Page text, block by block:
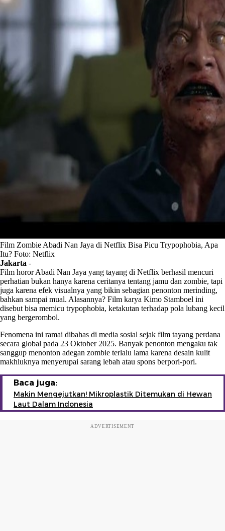
Film Zombie Abadi Nan Jaya di Netflix Bisa Picu Trypophobia, Apa
Itu? Foto: Netflix
Jakarta -
Film horor Abadi Nan Jaya yang tayang di Netflix berhasil mencuri
perhatian bukan hanya karena ceritanya tentang jamu dan zombie, tapi
juga karena efek visualnya yang bikin sebagian penonton merinding,
bahkan sampai mual. Alasannya? Film karya Kimo Stamboel ini
disebut bisa memicu trypophobia, ketakutan terhadap pola lubang kecil
yang bergerombol.
Fenomena ini ramai dibahas di media sosial sejak film tayang perdana
secara global pada 23 Oktober 2025. Banyak penonton mengaku tak
sanggup menonton adegan zombie terlalu lama karena desain kulit
makhluknya menyerupai sarang lebah atau spons berpori-pori.
Baca juga:
Makin Mengejutkan! Mikroplastik Ditemukan di Hewan
Laut Dalam Indonesia
ADVERTISEMENT